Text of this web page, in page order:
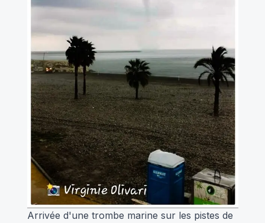
Arrivée d'une trombe marine sur les pistes de